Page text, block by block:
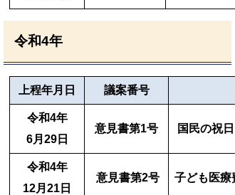
令和4年
上程年月日 議案番号
令和4年
6月29日
意見書第1号 国民の祝
令和4年
12月21日
意見書第2号 子ども医療